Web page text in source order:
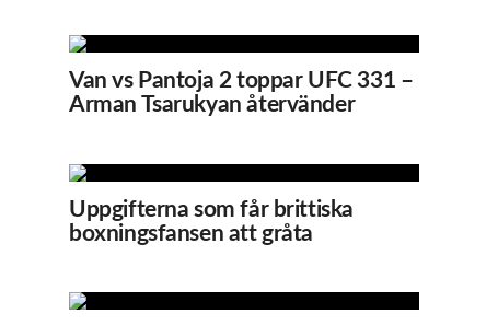
Van vs Pantoja 2 toppar UFC 331 –
Arman Tsarukyan återvänder
Uppgifterna som får brittiska
boxningsfansen att gråta